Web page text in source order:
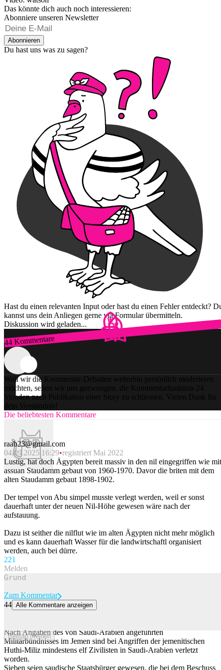
Das könnte dich auch noch interessieren:
Abonniere unseren Newsletter
Abonnieren
Du hast uns was zu sagen?
Hast du einen relevanten Input oder hast du einen Fehler entdeckt?
kannst uns dein Anliegen gerne via Formular übermitteln.
Diskussion wird geladen...
44 Kommentare
Zum Login
Weil wir die Kommentar-Debatten weiterhin persönlich moderieren
möchten, sehen wir uns gezwungen, die Kommentarfunktion 24
Stunden nach Publikation einer Story zu schliessen. Vielen Dank für
dein Verständnis!
Die beliebtesten Kommentare
raab23@gmail.com
04.09.2025 16:29 registriert Mai 2022
Lustig, hat doch Ägypten bereit massiv in den nil eingegriffen wie mit
assuan Staudamm gebaut von 1960-1970. Davor die briten mit dem
alten Staudamm gebaut 1898-1902.
Der tempel von Abu simpel musste verlegt werden, weil er sonst
dauerhaft unter der neuen Nil-Höhe gewesen wäre nach der
aufstauung.
Dazu ist seither die nilflut wie im alten Ägypten nicht mehr möglich
und es kann dauerhaft Wasser für die landwirtschaftl organisiert
werden, auch bei dürre.
221
Melden
Beitrag melden
Zum Kommentar
44 Alle Kommentare anzeigen
Nach Angaben des von Saudi-Arabien angeführten
Militärbündnisses im Jemen sind bei Angriffen der jemenitischen
Huthi-Miliz mindestens elf Zivilisten in Saudi-Arabien verletzt
worden.
Sieben seien saudische Staatsbürger gewesen, die bei dem Beschuss